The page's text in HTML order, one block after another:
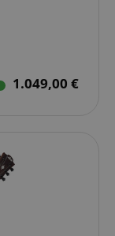
1.049,00 €